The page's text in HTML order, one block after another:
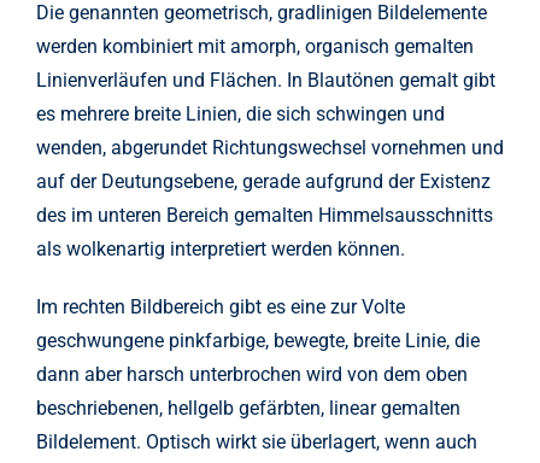
Die genannten geometrisch, gradlinigen Bildelemente
werden kombiniert mit amorph, organisch gemalten
Linienverläufen und Flächen. In Blautönen gemalt gibt
es mehrere breite Linien, die sich schwingen und
wenden, abgerundet Richtungswechsel vornehmen und
auf der Deutungsebene, gerade aufgrund der Existenz
des im unteren Bereich gemalten Himmelsausschnitts
als wolkenartig interpretiert werden können.
Im rechten Bildbereich gibt es eine zur Volte
geschwungene pinkfarbige, bewegte, breite Linie, die
dann aber harsch unterbrochen wird von dem oben
beschriebenen, hellgelb gefärbten, linear gemalten
Bildelement. Optisch wirkt sie überlagert, wenn auch